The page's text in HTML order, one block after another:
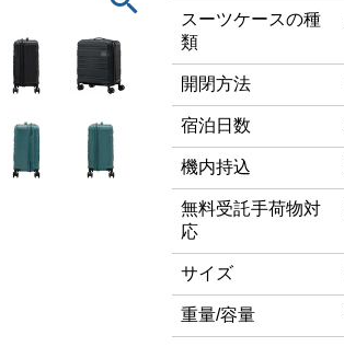
スーツケースの種
類
開閉方法
宿泊日数
機内持込
無料受託手荷物対
応
サイズ
重量/容量